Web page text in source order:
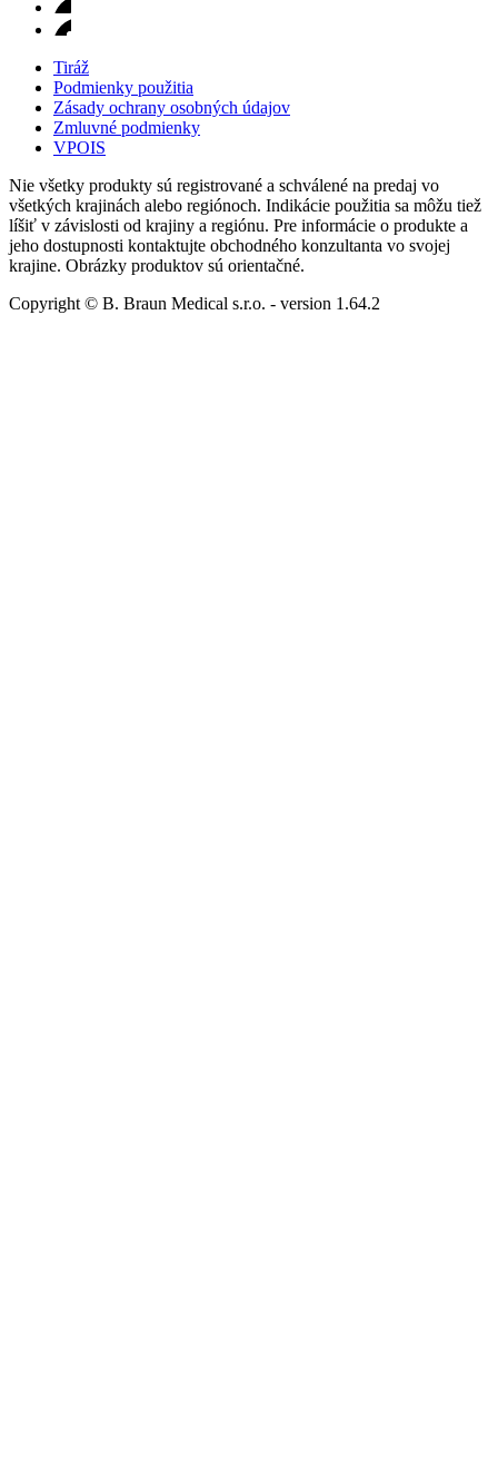
Tiráž
Podmienky použitia
Zásady ochrany osobných údajov
Zmluvné podmienky
VPOIS
Nie všetky produkty sú registrované a schválené na predaj vo
všetkých krajinách alebo regiónoch. Indikácie použitia sa môžu tiež
líšiť v závislosti od krajiny a regiónu. Pre informácie o produkte a
jeho dostupnosti kontaktujte obchodného konzultanta vo svojej
krajine. Obrázky produktov sú orientačné.
Copyright © B. Braun Medical s.r.o. - version 1.64.2